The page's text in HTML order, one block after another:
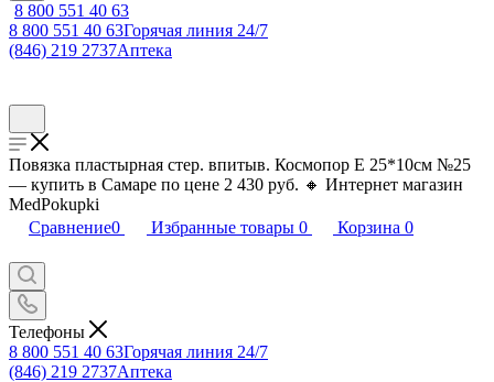
8 800 551 40 63
8 800 551 40 63Горячая линия 24/7
(846) 219 2737Аптека
Повязка пластырная стер. впитыв. Космопор Е 25*10см №25
— купить в Самаре по цене 2 430 руб. 🔸 Интернет магазин
MedPokupki
Сравнение0 Избранные товары 0 Корзина 0
Телефоны
8 800 551 40 63Горячая линия 24/7
(846) 219 2737Аптека